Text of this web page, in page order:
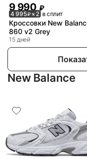
9 990 ₽
4 995₽× 2 в сплит
Кроссовки New
860 v2 Grey
15 дней
New Balance